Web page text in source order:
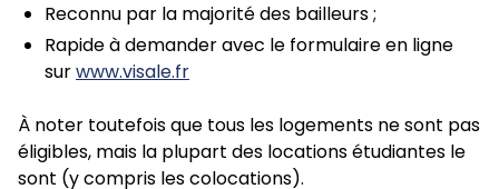
Reconnu par la majorité des bailleurs ;
Rapide à demander avec le formulaire en ligne
surwww.visale.fr
À noter toutefois que tous les logements ne sont pas
éligibles, mais la plupart des locations étudiantes le
sont (y compris les colocations).